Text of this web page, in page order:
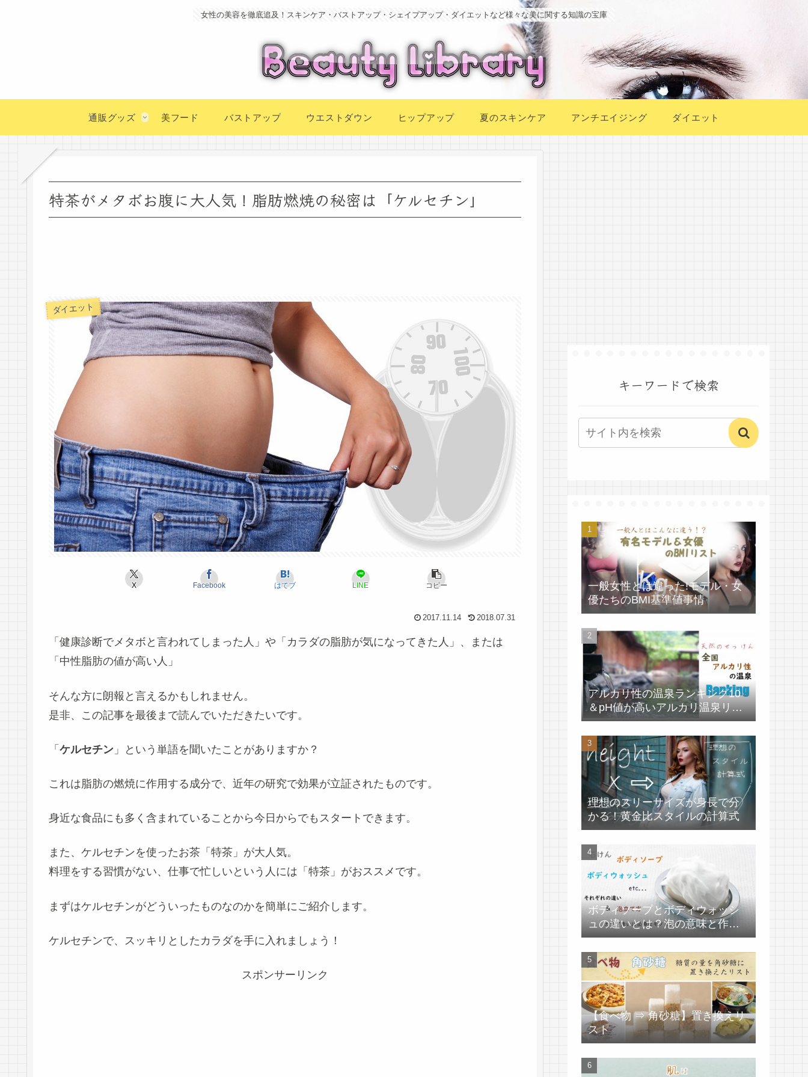
女性の美容を徹底追及！スキンケア・バストアップ・シェイプアップ・ダイエットなど様々な美に関する知識の宝庫
通販グッズ 美フード バストアップ ウエストダウン ヒップアップ 夏のスキンケア アンチエイジング ダイエット
特茶がメタボお腹に大人気！脂肪燃焼の秘密は「ケルセチン」
ダイエット
X Facebook はてブ LINE コピー
2017.11.14 2018.07.31
「健康診断でメタボと言われてしまった人」や「カラダの脂肪が気になってきた人」、または
「中性脂肪の値が高い人」
そんな方に朗報 と言えるかもしれません。
是非、この記事を最後まで読んでいただきたいです。
「 ケルセチン 」という単語を聞いたことがありますか？
これは脂肪の燃焼に作用する成分で、近年の研究で効果が立証されたものです。
身近な食品にも多く含まれていることから今日からでもスタートできます。
また、ケルセチンを使ったお茶「特茶」が大人気。
料理をする習慣がない、仕事で忙しいという人には「特茶」がおススメです。
まずはケルセチンがどういったものなのかを簡単にご紹介します。
ケルセチンで、スッキリとしたカラダを手に入れましょう！
スポンサーリンク
キーワードで検索
一般女性とは違った!モデル・女
優たちのBMI基準値事情
アルカリ性の温泉ランキング10
＆pH値が高いアルカリ温泉リス
ト
理想のスリーサイズが身長で分
かる！黄金比スタイルの計算式
ボディソープとボディウォッシ
ュの違いとは？泡の意味と作り
方
【食べ物 ⇒ 角砂糖】置き換えリ
スト